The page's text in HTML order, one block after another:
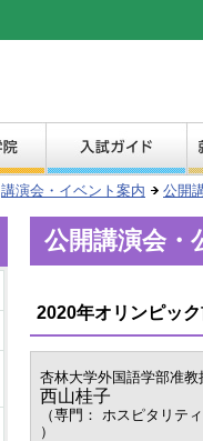
講演会・イベント案内 公開
公開講演会・
2020年オリンピッ
杏林大学外国語学部准教
西山桂子
（専門： ホスピタリテ
）